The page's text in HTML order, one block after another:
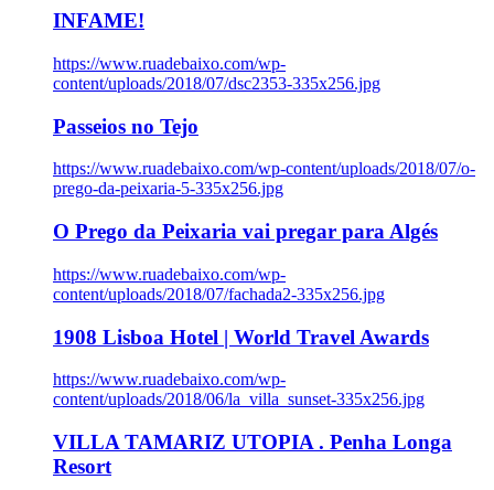
INFAME!
https://www.ruadebaixo.com/wp-
content/uploads/2018/07/dsc2353-335x256.jpg
Passeios no Tejo
https://www.ruadebaixo.com/wp-content/uploads/2018/07/o-
prego-da-peixaria-5-335x256.jpg
O Prego da Peixaria vai pregar para Algés
https://www.ruadebaixo.com/wp-
content/uploads/2018/07/fachada2-335x256.jpg
1908 Lisboa Hotel | World Travel Awards
https://www.ruadebaixo.com/wp-
content/uploads/2018/06/la_villa_sunset-335x256.jpg
VILLA TAMARIZ UTOPIA . Penha Longa
Resort